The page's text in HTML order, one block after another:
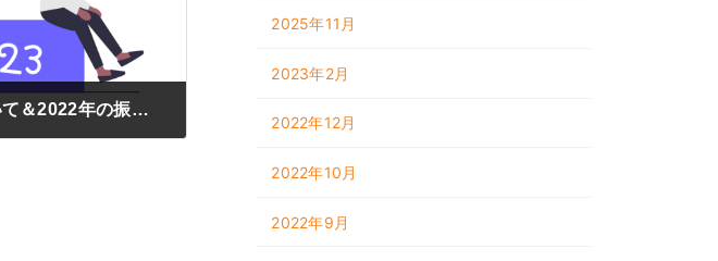
年末年始の休暇について＆2022年の振り返り
2025年11月
2023年2月
2022年12月
2022年10月
2022年9月